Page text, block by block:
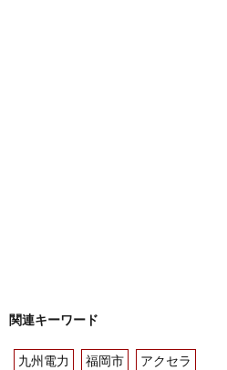
関連キーワード
九州電力 福岡市 アクセラ